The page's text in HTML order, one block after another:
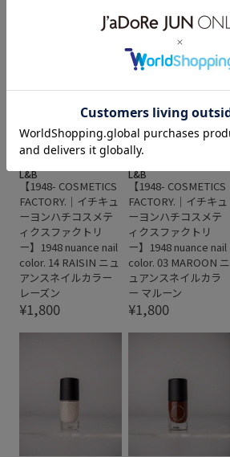
1948-COSMETICSFACTORY.
L&B
【1948- COSMETICS
FACTORY.｜イチキュ
ーヨンハチコスメテ
ィクスファクトリ
ー】1948 nuance nail
color. 14 RAISIN ニュ
アンスネイルカラー
レーズン
¥1,800
L&B
【1948- COSMETICS
FACTORY.｜イチキュ
ーヨンハチコスメテ
ィクスファクトリ
ー】1948 nuance nail
color. 03 MAROON ニ
ュアンスネイルカラ
ー マルーン
¥1,800